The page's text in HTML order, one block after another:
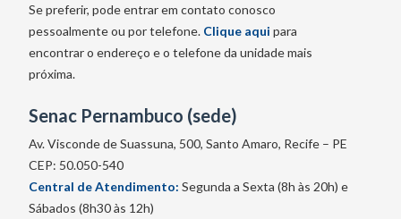
Se preferir, pode entrar em contato conosco
pessoalmente ou por telefone. Clique aqui para
encontrar o endereço e o telefone da unidade mais
próxima.
Senac Pernambuco (sede)
Av. Visconde de Suassuna, 500, Santo Amaro, Recife – PE
CEP: 50.050-540
Central de Atendimento: Segunda a Sexta (8h às 20h) e
Sábados (8h30 às 12h)